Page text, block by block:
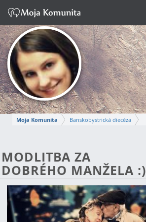
Moja Komunita
Banskobystrická diecéza
SIDÓNIA
Napísať správu
MODLITBA ZA
DOBRÉHO MANŽELA :)